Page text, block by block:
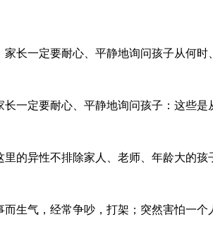
长一定要耐心、平静地询问孩子从何
一定要耐心、平静地询问孩子：这些是
的异性不排除家人、老师、年龄大的孩
生气，经常争吵，打架；突然害怕一